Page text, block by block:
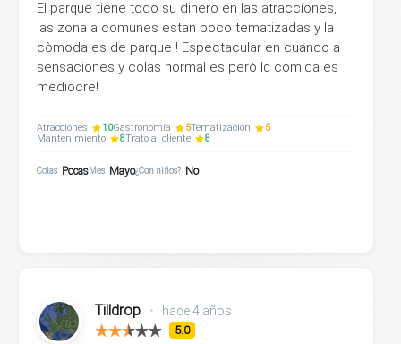
El parque tiene todo su dinero en las atracciones,
las zona a comunes estan poco tematizadas y la
còmoda es de parque ! Espectacular en cuando a
sensaciones y colas normal es però lq comida es
mediocre!
Atracciones 10Gastronomía 5Tematización
5
Mantenimiento
8Trato al cliente 8
Colas PocasMes Mayo¿Con niños? No
Tilldrop • hace 4 años
5.0